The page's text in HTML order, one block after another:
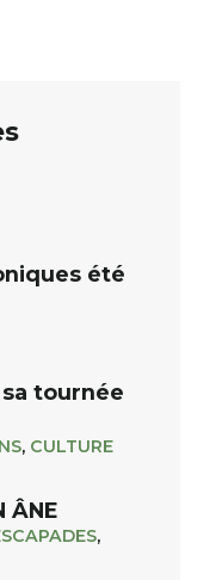
été
tournée
, CULTURE
ÂNE
,